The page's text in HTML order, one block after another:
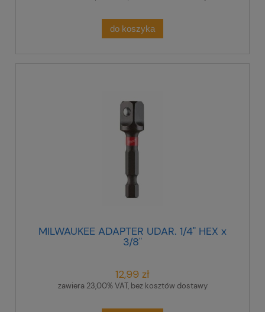
do koszyka
MILWAUKEE ADAPTER UDAR. 1/4" HEX x
3/8"
12,99 zł
zawiera 23,00% VAT, bez kosztów dostawy